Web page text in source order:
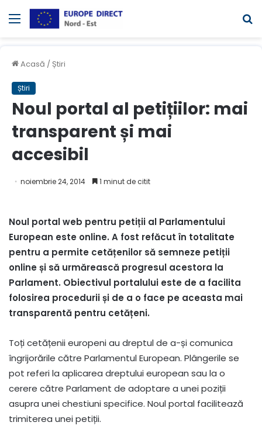
Meniul
Acasă / Știri
Știri
Noul portal al petițiilor: mai
transparent și mai
accesibil
noiembrie 24, 2014 1 minut de citit
Noul portal web pentru petiții al Parlamentului
European este online. A fost refăcut în totalitate
pentru a permite cetățenilor să semneze petiții
online și să urmărească progresul acestora la
Parlament. Obiectivul portalului este de a facilita
folosirea procedurii și de a o face pe aceasta mai
transparentă pentru cetățeni.
Toți cetățenii europeni au dreptul de a-și comunica
îngrijorările către Parlamentul European. Plângerile se
pot referi la aplicarea dreptului european sau la o
cerere către Parlament de adoptare a unei poziții
asupra unei chestiuni specifice. Noul portal facilitează
trimiterea unei petiții.